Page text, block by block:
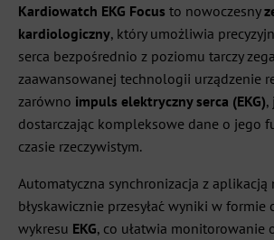
Kardiowatch EKG Focus to nowoczesny
kardiologiczny, który umożliwia
serca bezpośrednio z poziomu tarczy
zaawansowanej technologii urządzenie
zarówno impuls elektryczny serca (EKG),
dostarczając kompleksowe dane o jego
czasie rzeczywistym.
Automatyczna synchronizacja z
błyskawicznie przesyłać wyniki w formie
wykresu EKG, co ułatwia monitorowanie